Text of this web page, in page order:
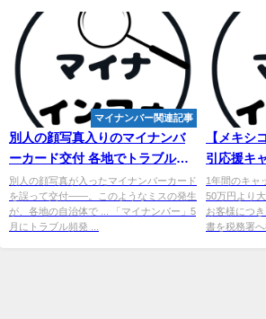
マイナンバー関連記事
別人の顔写真入りのマイナンバ
ーカード交付 各地でトラブル相
次ぐ - J-CAST ニュース
別人の顔写真が入ったマイナンバーカード
を誤って交付――。このようなミスの発生
が、各地の自治体で ... 「マイナンバー」5
月にトラブル頻発 ...
【メキシ
引応援キ
FX
1年間のキャ
50万円より
お客様につ
書を税務署へ